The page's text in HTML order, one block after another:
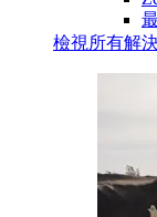
檢視所有解